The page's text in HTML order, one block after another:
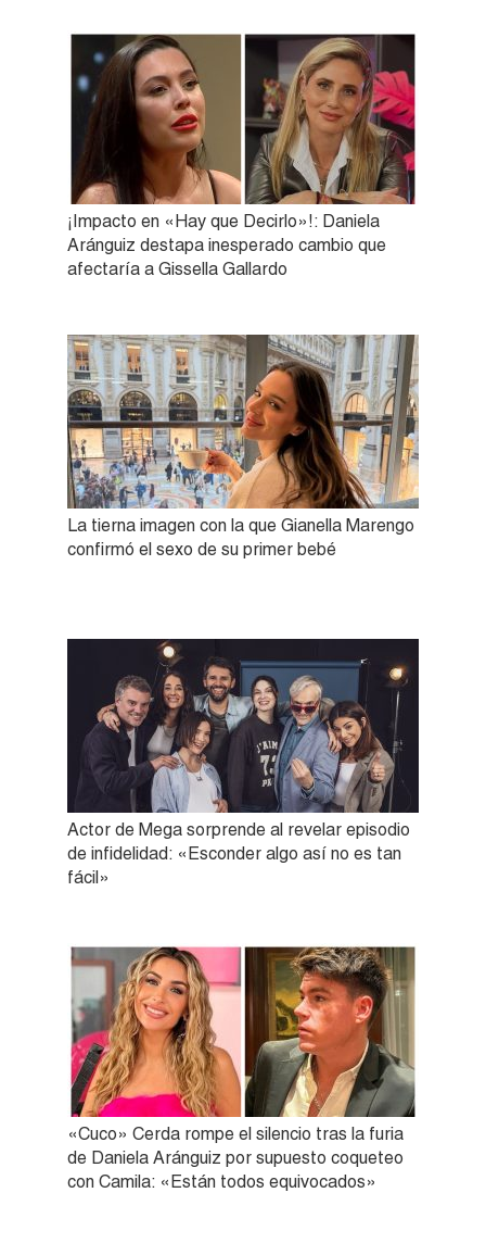
¡Impacto en «Hay que Decirlo»!: Daniela
Aránguiz destapa inesperado cambio que
afectaría a Gissella Gallardo
La tierna imagen con la que Gianella Marengo
confirmó el sexo de su primer bebé
Actor de Mega sorprende al revelar episodio
de infidelidad: «Esconder algo así no es tan
fácil»
«Cuco» Cerda rompe el silencio tras la furia
de Daniela Aránguiz por supuesto coqueteo
con Camila: «Están todos equivocados»